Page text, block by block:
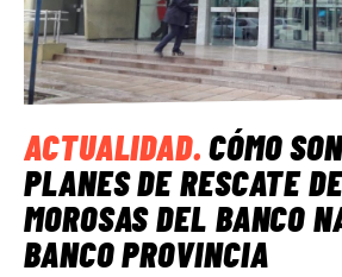
ACTUALIDAD.CÓMO
PLANES DE RESCATE
MOROSAS DEL BANCO
BANCO PROVINCIA